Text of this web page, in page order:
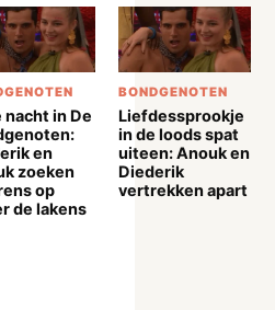
nacht in De
en
zoeken
op
de lakens
BONDGENOTEN
Liefdessprookje
in de loods spat
uiteen: Anouk en
Diederik
vertrekken apart